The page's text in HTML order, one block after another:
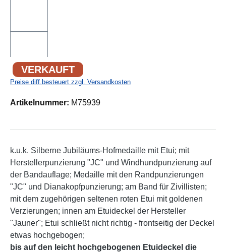
VERKAUFT
Preise diff.besteuert zzgl. Versandkosten
Artikelnummer: M75939
k.u.k. Silberne Jubiläums-Hofmedaille mit Etui; mit
Herstellerpunzierung "JC" und Windhundpunzierung auf
der Bandauflage; Medaille mit den Randpunzierungen
"JC" und Dianakopfpunzierung; am Band für Zivillisten;
mit dem zugehörigen seltenen roten Etui mit goldenen
Verzierungen; innen am Etuideckel der Hersteller
"Jauner"; Etui schließt nicht richtig - frontseitig der Deckel
etwas hochgebogen;
bis auf den leicht hochgebogenen Etuideckel die